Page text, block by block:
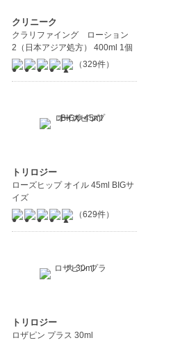
クリニーク
クラリファイング ローション
2（日本アジア処方） 400ml 1個
（329件）
トリロジー
ローズヒップ オイル 45ml BIGサ
イズ
（629件）
トリロジー
ロザピン プラス 30ml